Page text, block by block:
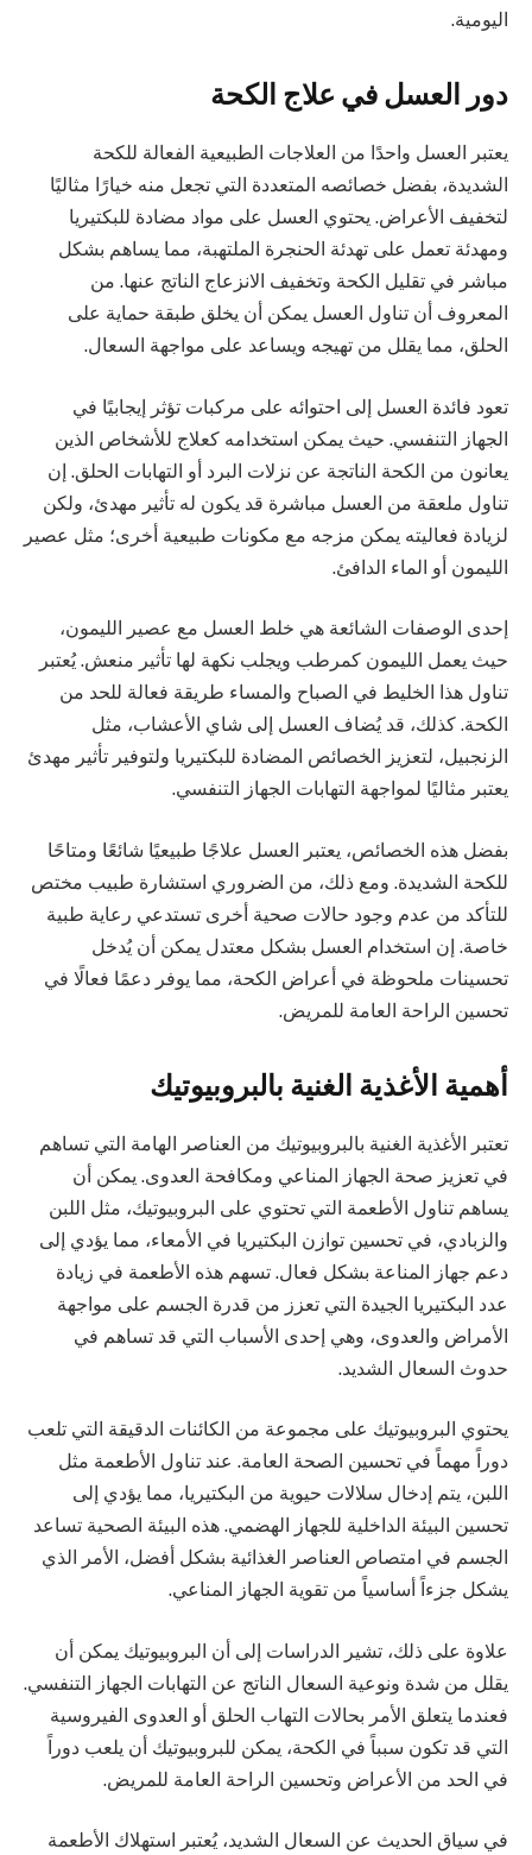
اليومية.
دور العسل في علاج الكحة
يعتبر العسل واحدًا من العلاجات الطبيعية الفعالة للكحة
الشديدة، بفضل خصائصه المتعددة التي تجعل منه خيارًا مثاليًا
لتخفيف الأعراض. يحتوي العسل على مواد مضادة للبكتيريا
ومهدئة تعمل على تهدئة الحنجرة الملتهبة، مما يساهم بشكل
مباشر في تقليل الكحة وتخفيف الانزعاج الناتج عنها. من
المعروف أن تناول العسل يمكن أن يخلق طبقة حماية على
الحلق، مما يقلل من تهيجه ويساعد على مواجهة السعال.
تعود فائدة العسل إلى احتوائه على مركبات تؤثر إيجابيًا في
الجهاز التنفسي. حيث يمكن استخدامه كعلاج للأشخاص الذين
يعانون من الكحة الناتجة عن نزلات البرد أو التهابات الحلق. إن
تناول ملعقة من العسل مباشرة قد يكون له تأثير مهدئ، ولكن
لزيادة فعاليته يمكن مزجه مع مكونات طبيعية أخرى؛ مثل عصير
الليمون أو الماء الدافئ.
إحدى الوصفات الشائعة هي خلط العسل مع عصير الليمون،
حيث يعمل الليمون كمرطب ويجلب نكهة لها تأثير منعش. يُعتبر
تناول هذا الخليط في الصباح والمساء طريقة فعالة للحد من
الكحة. كذلك، قد يُضاف العسل إلى شاي الأعشاب، مثل
الزنجبيل، لتعزيز الخصائص المضادة للبكتيريا ولتوفير تأثير مهدئ
يعتبر مثاليًا لمواجهة التهابات الجهاز التنفسي.
بفضل هذه الخصائص، يعتبر العسل علاجًا طبيعيًا شائعًا ومتاحًا
للكحة الشديدة. ومع ذلك، من الضروري استشارة طبيب مختص
للتأكد من عدم وجود حالات صحية أخرى تستدعي رعاية طبية
خاصة. إن استخدام العسل بشكل معتدل يمكن أن يُدخل
تحسينات ملحوظة في أعراض الكحة، مما يوفر دعمًا فعالًا في
تحسين الراحة العامة للمريض.
أهمية الأغذية الغنية بالبروبيوتيك
تعتبر الأغذية الغنية بالبروبيوتيك من العناصر الهامة التي تساهم
في تعزيز صحة الجهاز المناعي ومكافحة العدوى. يمكن أن
يساهم تناول الأطعمة التي تحتوي على البروبيوتيك، مثل اللبن
والزبادي، في تحسين توازن البكتيريا في الأمعاء، مما يؤدي إلى
دعم جهاز المناعة بشكل فعال. تسهم هذه الأطعمة في زيادة
عدد البكتيريا الجيدة التي تعزز من قدرة الجسم على مواجهة
الأمراض والعدوى، وهي إحدى الأسباب التي قد تساهم في
حدوث السعال الشديد.
يحتوي البروبيوتيك على مجموعة من الكائنات الدقيقة التي تلعب
دوراً مهماً في تحسين الصحة العامة. عند تناول الأطعمة مثل
اللبن، يتم إدخال سلالات حيوية من البكتيريا، مما يؤدي إلى
تحسين البيئة الداخلية للجهاز الهضمي. هذه البيئة الصحية تساعد
الجسم في امتصاص العناصر الغذائية بشكل أفضل، الأمر الذي
يشكل جزءاً أساسياً من تقوية الجهاز المناعي.
علاوة على ذلك، تشير الدراسات إلى أن البروبيوتيك يمكن أن
يقلل من شدة ونوعية السعال الناتج عن التهابات الجهاز التنفسي.
فعندما يتعلق الأمر بحالات التهاب الحلق أو العدوى الفيروسية
التي قد تكون سبباً في الكحة، يمكن للبروبيوتيك أن يلعب دوراً
في الحد من الأعراض وتحسين الراحة العامة للمريض.
في سياق الحديث عن السعال الشديد، يُعتبر استهلاك الأطعمة